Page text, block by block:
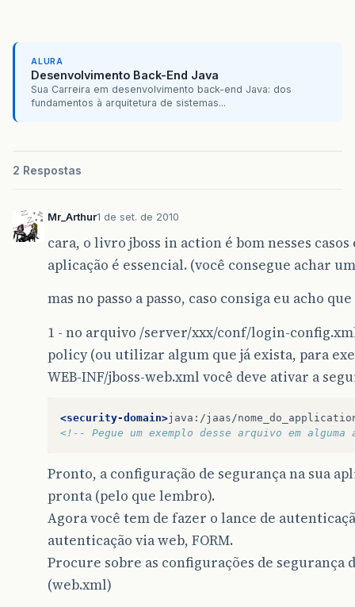
ALURA
Desenvolvimento Back-End Java
Sua Carreira em desenvolvimento back-end Java: dos
fundamentos à arquitetura de sistemas...
2 Respostas
Mr_Arthur1 de set. de 2010
cara, o livro jboss in action é bom nesses
aplicação é essencial. (você consegue achar
mas no passo a passo, caso consiga eu acho
1 - no arquivo /server/xxx/conf/login-
policy (ou utilizar algum que já exista, para
WEB-INF/jboss-web.xml você deve ativar a
<security-domain>java:/jaas/
<!-- Pegue um exemplo desse arquivo em
Pronto, a configuração de segurança na sua
pronta (pelo que lembro).
Agora você tem de fazer o lance de
autenticação via web, FORM.
Procure sobre as configurações de
(web.xml)